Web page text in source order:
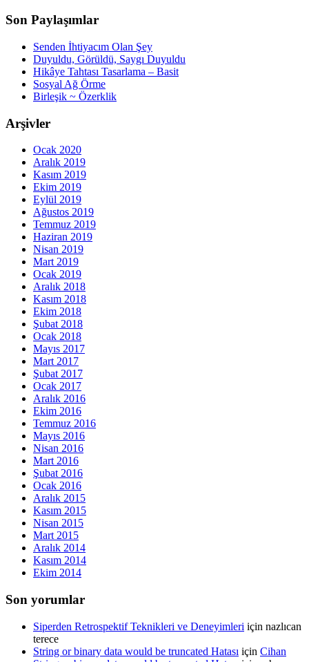
Son Paylaşımlar
Senden İhtiyacım Olan Şey
Duyuldu, Görüldü, Saygı Duyuldu
Hikâye Tahtası Tasarlama – Basit
Sosyal Ağ Örme
Birleşik ~ Özerklik
Arşivler
Ocak 2020
Aralık 2019
Kasım 2019
Ekim 2019
Eylül 2019
Ağustos 2019
Temmuz 2019
Haziran 2019
Nisan 2019
Mart 2019
Ocak 2019
Aralık 2018
Kasım 2018
Ekim 2018
Şubat 2018
Ocak 2018
Mayıs 2017
Mart 2017
Şubat 2017
Ocak 2017
Aralık 2016
Ekim 2016
Temmuz 2016
Mayıs 2016
Nisan 2016
Mart 2016
Şubat 2016
Ocak 2016
Aralık 2015
Kasım 2015
Nisan 2015
Mart 2015
Aralık 2014
Kasım 2014
Ekim 2014
Son yorumlar
Siperden Retrospektif Teknikleri ve Deneyimleri için nazlıcan
terece
String or binary data would be truncated Hatası için Cihan